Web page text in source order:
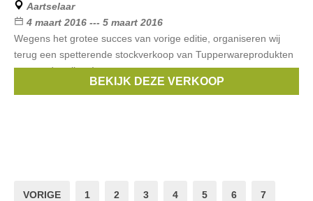
Aartselaar
4 maart 2016 --- 5 maart 2016
Wegens het grotee succes van vorige editie, organiseren wij
terug een spetterende stockverkoop van Tupperwareprodukten
aan ronde prijzen!
Tupperware
BEKIJK DEZE VERKOOP
VORIGE 1 2 3 4 5 6 7